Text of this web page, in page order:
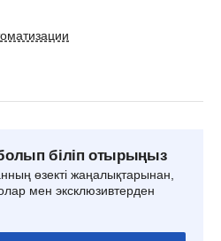
біліп отырыңыз
өзекті жаңалықтарынан,
мен эксклюзивтерден